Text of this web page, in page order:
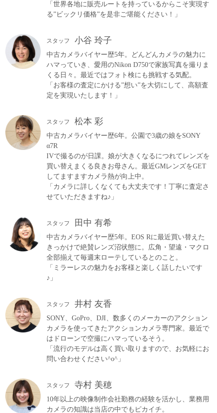
「世界各地に販売ルートを持っているからこそ実現す
る”ビックリ価格”を是非ご堪能ください！」
スタッフ 小谷 玲子
中古カメラバイヤー歴5年。どんどんカメラの魅力に
ハマっていき、愛用のNikon D750で家族写真を撮りま
くる日々。最近ではフォト検にも挑戦する気配。
「お客様の査定にかける”想い”を大切にして、高額査
定を実現いたします！」
スタッフ 松本 彩
中古カメラバイヤー歴6年。公園で3歳の娘をSONY
α7R
IVで撮るのが日課。娘が大きくなるにつれてレンズを
買い替えまくる良きお母さん。最近GMレンズをGET
してますますカメラ熱が向上中。
「カメラに詳しくなくても大丈夫です！丁寧に査定さ
せていただきますね♪」
スタッフ 田中 有希
中古カメラバイヤー歴5年。EOS Rに最近買い替えた
きっかけで絶賛レンズ沼状態に。広角・望遠・マクロ
全部揃えて毎週末ローテしているとのこと。
「ミラーレスの魅力をお客様と楽しく話したいです
♪」
スタッフ 井村 友香
SONY、GoPro、DJI、数多くのメーカーのアクション
カメラを使ってきたアクションカメラ専門家。最近で
はドローンで空撮にハマっているそう。
「流行のモデルは高く買い取りますので、お気軽にお
問い合わせください^o^」
スタッフ 寺村 美穂
10年以上の映像制作会社勤務の経験を活かし、業務用
カメラの知識は当店の中でもピカイチ。